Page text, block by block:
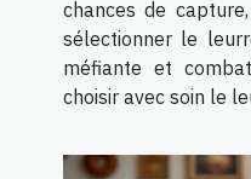
chances de
sélectionner le
méfiante et
choisir avec soin le